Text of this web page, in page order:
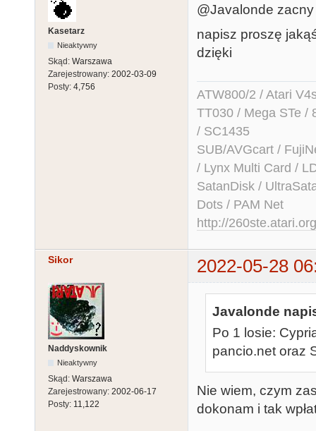
Kasetarz
Nieaktywny
Skąd: Warszawa
Zarejestrowany: 2002-03-09
Posty: 4,756
@Javalonde zacny
napisz proszę
dzięki
ATW800/2 / Atari
TT030 / Mega STe /
/ SC1435
SUB/AVGcart /
/ Lynx Multi Card /
SatanDisk /
Dots / PAM Net
http://260ste.atari.org
Sikor 2022-05-28
Naddyskownik
Nieaktywny
Skąd: Warszawa
Zarejestrowany: 2002-06-17
Posty: 11,122
Javalonde
Po 1 losie:
pancio.net oraz
Nie wiem, czym
dokonam i tak